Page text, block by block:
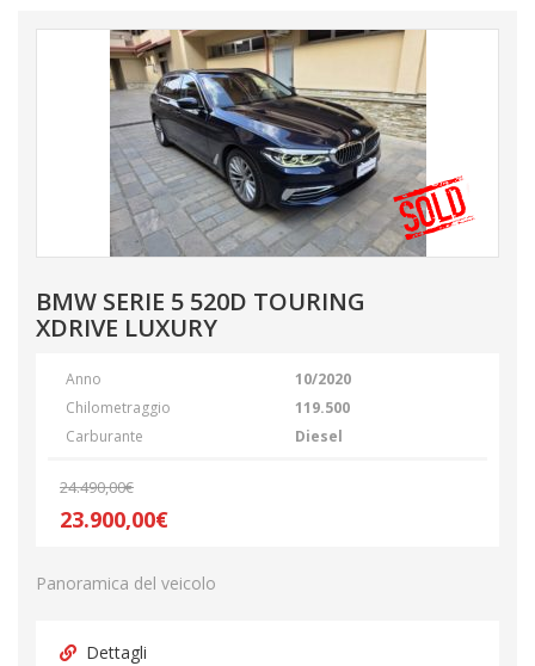
BMW SERIE 5 520D TOURING
XDRIVE LUXURY
Anno
10/2020
Chilometraggio
119.500
Carburante
Diesel
24.490,00€
23.900,00€
Panoramica del veicolo
Dettagli